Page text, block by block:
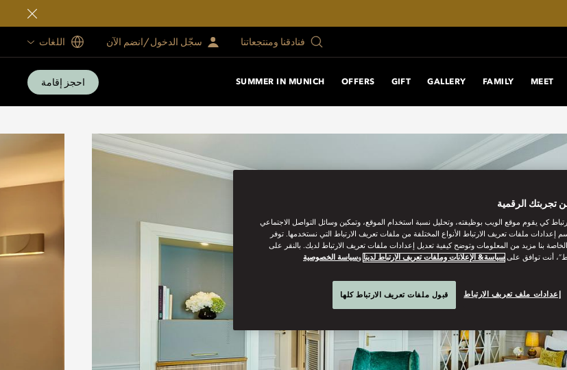
فنادقنا ومنتجعاتنا سجّل الدخول/انضم الآن اللغات
MEET
FAMILY
GALLERY
GIFT
OFFERS
SUMMER IN MUNICH احجز إقامة
تجربتك الرقمية
كي يقوم موقع الويب بوظيفته، وتحليل نسبة استخدام الموقع، وتمكين وسائل التواصل الاجتماعي
إعدادات ملفات تعريف الارتباط الأنواع المختلفة من ملفات تعريف الارتباط التي نستخدمها. توفر
بنا مزيد من المعلومات وتوضح كيفية تعديل إعدادات ملفات تعريف الارتباط لديك. بالنقر على
أنت توافق على سياسة& الإعلانات وملفات تعريف الارتباط لدينا وسياسة الخصوصية
إعدادات ملف تعريف الارتباط قبول ملفات تعريف الارتباط كلها